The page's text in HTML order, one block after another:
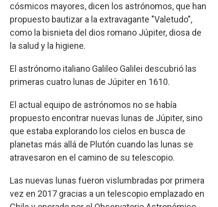
cósmicos mayores, dicen los astrónomos, que han
propuesto bautizar a la extravagante "Valetudo",
como la bisnieta del dios romano Júpiter, diosa de
la salud y la higiene.
El astrónomo italiano Galileo Galilei descubrió las
primeras cuatro lunas de Júpiter en 1610.
El actual equipo de astrónomos no se había
propuesto encontrar nuevas lunas de Júpiter, sino
que estaba explorando los cielos en busca de
planetas más allá de Plutón cuando las lunas se
atravesaron en el camino de su telescopio.
Las nuevas lunas fueron vislumbradas por primera
vez en 2017 gracias a un telescopio emplazado en